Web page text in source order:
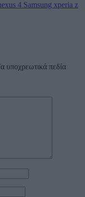
4 Samsung xperia z
υποχρεωτικά πεδία